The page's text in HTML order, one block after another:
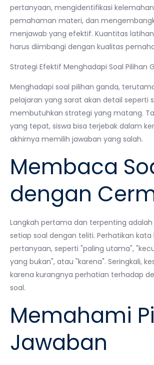
pertanyaan, mengidentifikasi
pemahaman materi, dan
menjawab yang efektif. Kuantitas
harus diimbangi dengan kualitas
Strategi Efektif Menghadapi Soal Pilihan
Menghadapi soal pilihan ganda,
pelajaran yang sarat akan detail seperti
membutuhkan strategi yang matang.
yang tepat, siswa bisa terjebak dalam
akhirnya memilih jawaban yang salah.
Membaca
dengan
Langkah pertama dan terpenting
setiap soal dengan teliti. Perhatikan
pertanyaan, seperti "paling utama",
yang bukan", atau "karena". Seringkali,
karena kurangnya perhatian terhadap
soal.
Memahami
Jawaban